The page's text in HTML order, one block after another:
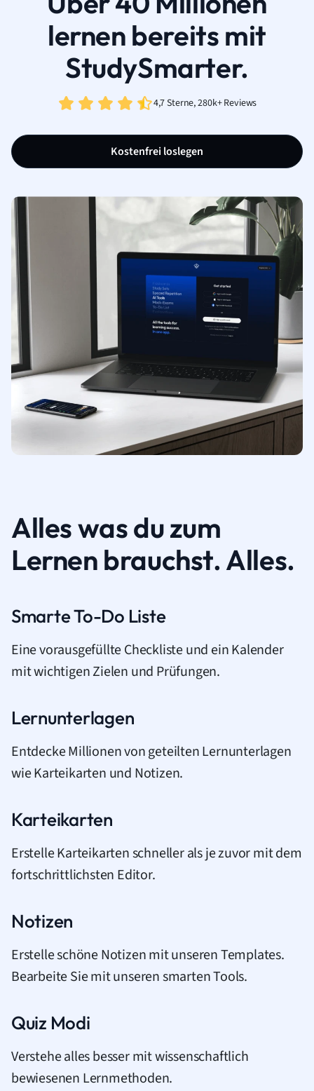
lernen bereits mit
StudySmarter.
4,7 Sterne, 280k+ Reviews
Kostenfrei loslegen
Alles was du zum
Lernen brauchst. Alles.
Smarte To-Do Liste
Eine vorausgefüllte Checkliste und ein Kalender
mit wichtigen Zielen und Prüfungen.
Lernunterlagen
Entdecke Millionen von geteilten Lernunterlagen
wie Karteikarten und Notizen.
Karteikarten
Erstelle Karteikarten schneller als je zuvor mit dem
fortschrittlichsten Editor.
Notizen
Erstelle schöne Notizen mit unseren Templates.
Bearbeite Sie mit unseren smarten Tools.
Quiz Modi
Verstehe alles besser mit wissenschaftlich
bewiesenen Lernmethoden.